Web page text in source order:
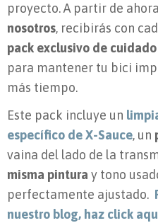
proyecto. A partir de
nosotros, recibirás con
pack exclusivo de
para mantener tu bici
más tiempo.
Este pack incluye un
específico de X-Sauce, un
vaina del lado de la
misma pintura y tono
perfectamente ajustado.
nuestro blog, haz click